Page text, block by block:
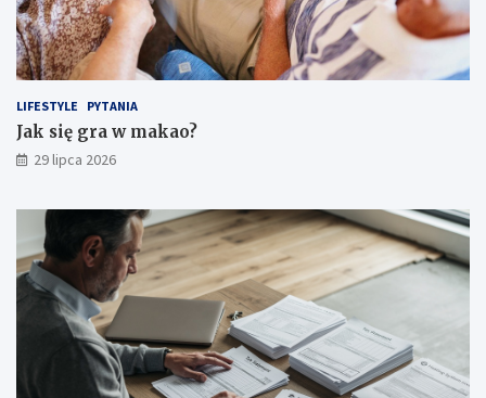
LIFESTYLE PYTANIA
Jak się gra w makao?
29 lipca 2026